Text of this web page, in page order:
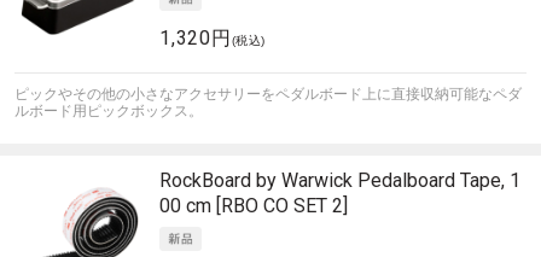
1,320円 (税込)
ピックやその他の小さなアクセサリーをペダルボード上に直接収納可能なペダ
ルボード用ピックボックス。
RockBoard by Warwick Pedalboard Tape, 1
00 cm [RBO CO SET 2]